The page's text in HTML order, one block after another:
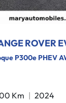
ROVER
P300e PHEV
Km
2024